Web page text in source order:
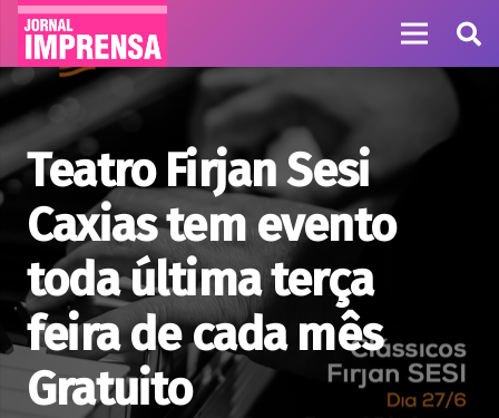
Teatro Firjan Sesi
Caxias tem evento
toda última terça
feira de cada mês
Gratuito